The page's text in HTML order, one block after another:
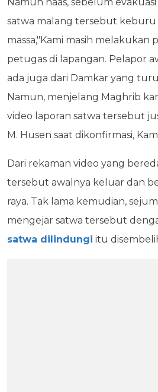
satwa malang tersebut keburu
massa,"Kami masih
petugas di lapangan. Pelapor
ada juga dari Damkar yang
Namun, menjelang Maghrib
video laporan satwa tersebut
M. Husen saat dikonfirmasi,
Dari rekaman video yang
tersebut awalnya keluar dan
raya. Tak lama kemudian,
mengejar satwa tersebut
satwa dilindungi itu